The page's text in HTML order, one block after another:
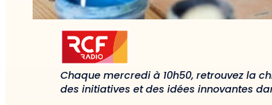
Chaque mercredi à 10h50, retrouvez la
des initiatives et des idées innovantes